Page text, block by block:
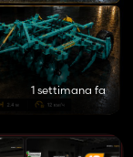
1 settimana fa